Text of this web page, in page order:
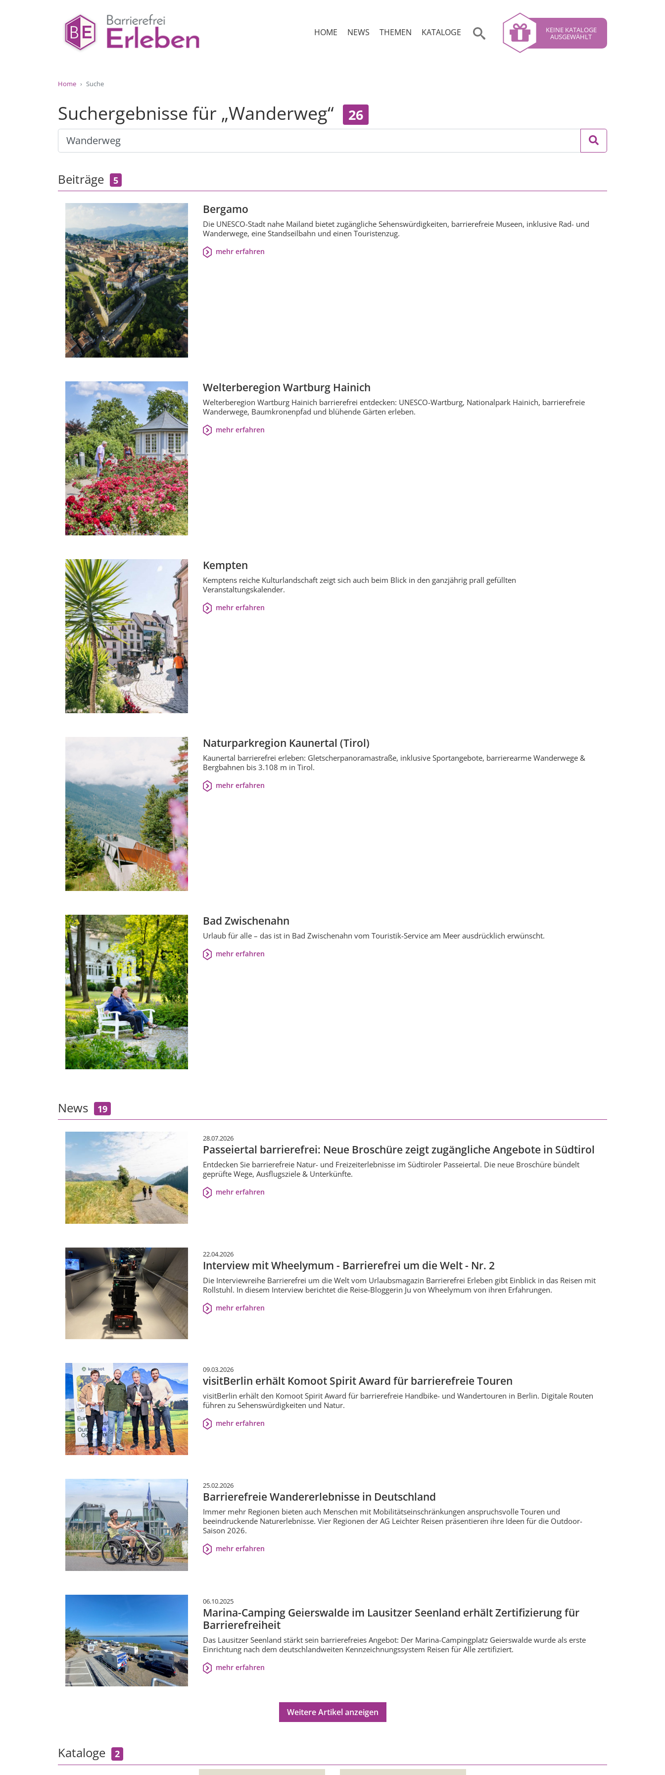
HOME NEWS THEMEN KATALOGE KEINE KATALOGE
AUSGEWÄHLT
Home Suche
Suchergebnisse für „Wanderweg“ 26
Beiträge 5
Bergamo
Die UNESCO-Stadt nahe Mailand bietet zugängliche Sehenswürdigkeiten, barrierefreie Museen, inklusive Rad- und
Wanderwege, eine Standseilbahn und einen Touristenzug.
mehr erfahren
Welterberegion Wartburg Hainich
Welterberegion Wartburg Hainich barrierefrei entdecken: UNESCO-Wartburg, Nationalpark Hainich, barrierefreie
Wanderwege, Baumkronenpfad und blühende Gärten erleben.
mehr erfahren
Kempten
Kemptens reiche Kulturlandschaft zeigt sich auch beim Blick in den ganzjährig prall gefüllten
Veranstaltungskalender.
mehr erfahren
Naturparkregion Kaunertal (Tirol)
Kaunertal barrierefrei erleben: Gletscherpanoramastraße, inklusive Sportangebote, barrierearme Wanderwege &
Bergbahnen bis 3.108 m in Tirol.
mehr erfahren
Bad Zwischenahn
Urlaub für alle – das ist in Bad Zwischenahn vom Touristik-Service am Meer ausdrücklich erwünscht.
mehr erfahren
News 19
28.07.2026
Passeiertal barrierefrei: Neue Broschüre zeigt zugängliche Angebote in Südtirol
Entdecken Sie barrierefreie Natur- und Freizeiterlebnisse im Südtiroler Passeiertal. Die neue Broschüre bündelt
geprüfte Wege, Ausflugsziele & Unterkünfte.
mehr erfahren
22.04.2026
Interview mit Wheelymum - Barrierefrei um die Welt - Nr. 2
Die Interviewreihe Barrierefrei um die Welt vom Urlaubsmagazin Barrierefrei Erleben gibt Einblick in das Reisen mit
Rollstuhl. In diesem Interview berichtet die Reise-Bloggerin Ju von Wheelymum von ihren Erfahrungen.
mehr erfahren
09.03.2026
visitBerlin erhält Komoot Spirit Award für barrierefreie Touren
visitBerlin erhält den Komoot Spirit Award für barrierefreie Handbike- und Wandertouren in Berlin. Digitale Routen
führen zu Sehenswürdigkeiten und Natur.
mehr erfahren
25.02.2026
Barrierefreie Wandererlebnisse in Deutschland
Immer mehr Regionen bieten auch Menschen mit Mobilitätseinschränkungen anspruchsvolle Touren und
beeindruckende Naturerlebnisse. Vier Regionen der AG Leichter Reisen präsentieren ihre Ideen für die Outdoor-
Saison 2026.
mehr erfahren
06.10.2025
Marina-Camping Geierswalde im Lausitzer Seenland erhält Zertifizierung für
Barrierefreiheit
Das Lausitzer Seenland stärkt sein barrierefreies Angebot: Der Marina-Campingplatz Geierswalde wurde als erste
Einrichtung nach dem deutschlandweiten Kennzeichnungssystem Reisen für Alle zertifiziert.
mehr erfahren
Weitere Artikel anzeigen
Kataloge 2